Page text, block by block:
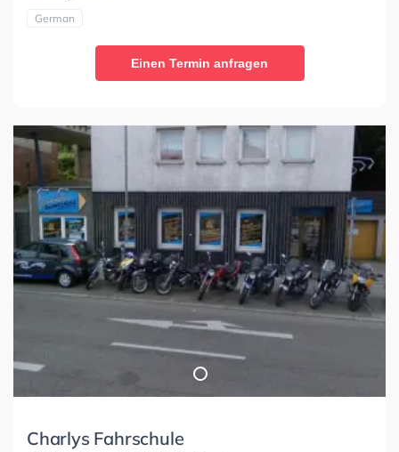
German
Einen Termin anfragen
Charlys Fahrschule